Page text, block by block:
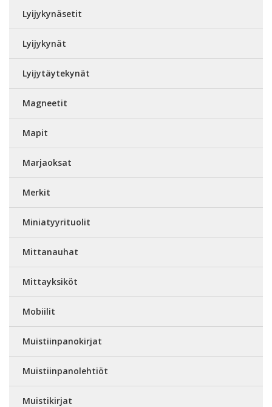
Lyijykynäsetit
Lyijykynät
Lyijytäytekynät
Magneetit
Mapit
Marjaoksat
Merkit
Miniatyyrituolit
Mittanauhat
Mittayksiköt
Mobiilit
Muistiinpanokirjat
Muistiinpanolehtiöt
Muistikirjat